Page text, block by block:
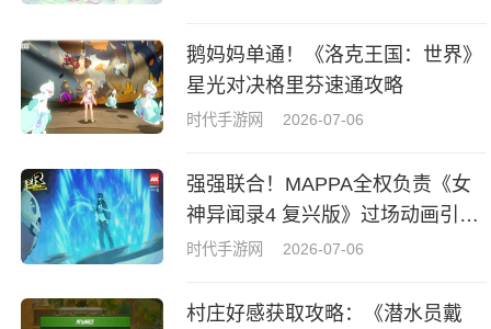
鹅妈妈单通！《洛克王国：世界》
星光对决格里芬速通攻略
时代手游网 2026-07-06
强强联合！MAPPA全权负责《女
神异闻录4 复兴版》过场动画引热
议
时代手游网 2026-07-06
村庄好感获取攻略：《潜水员戴